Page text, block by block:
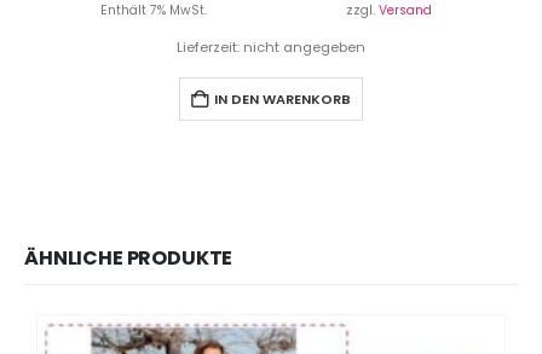
Enthält 7% MwSt. zzgl. Versand
Lieferzeit: nicht angegeben
IN DEN WARENKORB
ÄHNLICHE PRODUKTE